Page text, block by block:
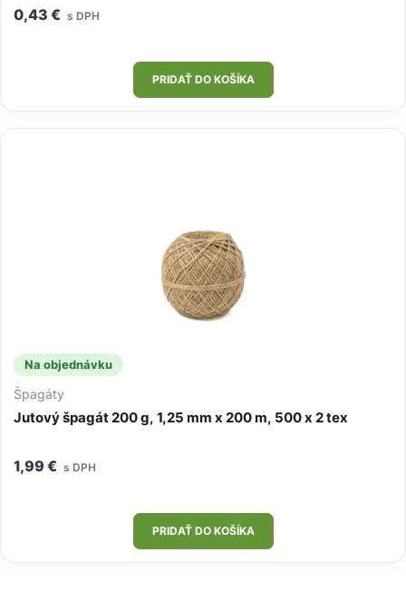
0,43 € s DPH
PRIDAŤ DO KOŠÍKA
Na objednávku
Špagáty
Jutový špagát 200 g, 1,25 mm x 200 m, 500 x 2 tex
1,99 € s DPH
PRIDAŤ DO KOŠÍKA